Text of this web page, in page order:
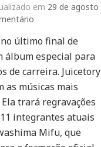
em 29 de agosto
Juice=Juice
lança
álbum
comemorar
10
anos
de
no último final de
álbum especial para
de carreira. Juicetory
as músicas mais
Ela trará regravações
integrantes atuais
Mifu, que